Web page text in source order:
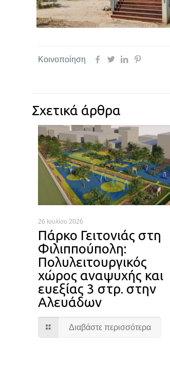
Κοινοποίηση
Σχετικά άρθρα
26 Ιουλίου 2026
Πάρκο Γειτονιάς στη
Φιλιππούπολη:
Πολυλειτουργικός
χώρος αναψυχής και
ευεξίας 3 στρ. στην
Αλευάδων
Διαβάστε περισσότερα